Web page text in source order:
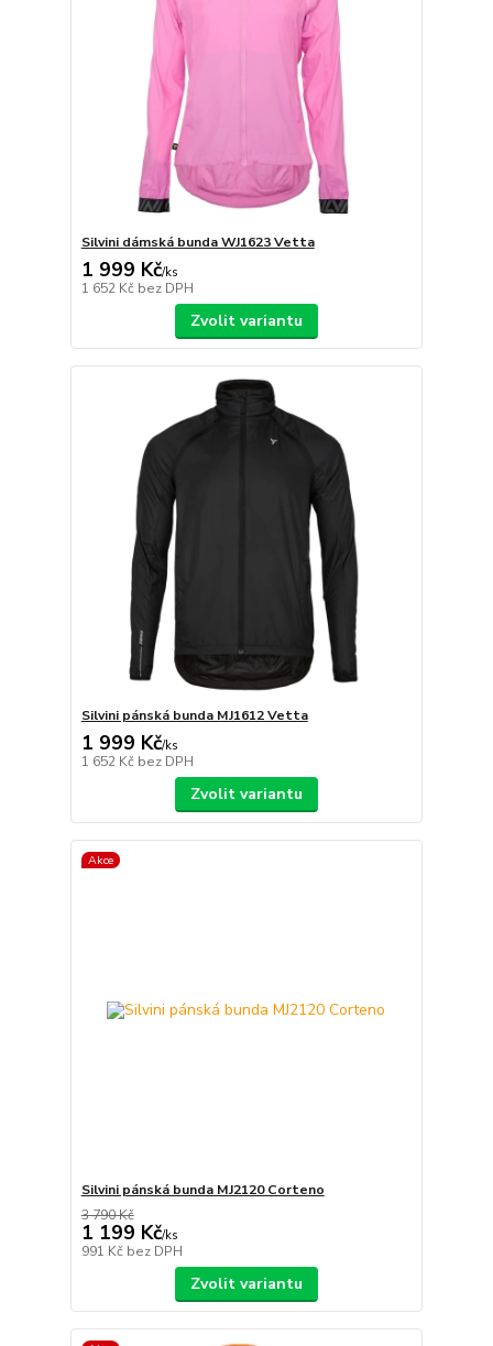
Silvini dámská bunda WJ1623 Vetta
1 999 Kč/ks
1 652 Kč bez DPH
Zvolit variantu
Silvini pánská bunda MJ1612 Vetta
1 999 Kč/ks
1 652 Kč bez DPH
Zvolit variantu
Akce
Silvini pánská bunda MJ2120 Corteno
3 790 Kč
1 199 Kč/ks
991 Kč bez DPH
Zvolit variantu